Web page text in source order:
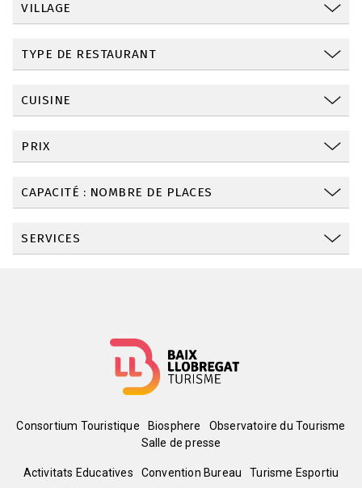
VILLAGE
TYPE DE RESTAURANT
CUISINE
PRIX
CAPACITÉ : NOMBRE DE PLACES
SERVICES
Menú
del
Consortium Touristique Biosphere
Observatoire du Tourisme
Salle de presse
Activitats Educatives Convention Bureau Turisme Esportiu